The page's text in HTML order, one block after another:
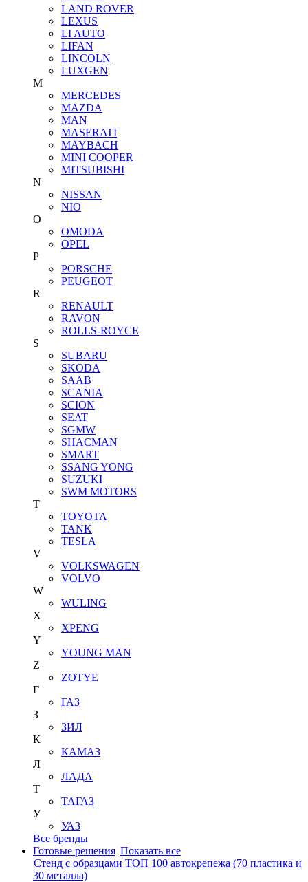
LAND ROVER
LEXUS
LI AUTO
LIFAN
LINCOLN
LUXGEN
M
MERCEDES
MAZDA
MAN
MASERATI
MAYBACH
MINI COOPER
MITSUBISHI
N
NISSAN
NIO
O
OMODA
OPEL
P
PORSCHE
PEUGEOT
R
RENAULT
RAVON
ROLLS-ROYCE
S
SUBARU
SKODA
SAAB
SCANIA
SCION
SEAT
SGMW
SHACMAN
SMART
SSANG YONG
SUZUKI
SWM MOTORS
T
TOYOTA
TANK
TESLA
V
VOLKSWAGEN
VOLVO
W
WULING
X
XPENG
Y
YOUNG MAN
Z
ZOTYE
Г
ГАЗ
З
ЗИЛ
К
КАМАЗ
Л
ЛАДА
Т
ТАГАЗ
У
УАЗ
Все бренды
Готовые решения Показать все
Стенд с образцами ТОП 100 автокрепежа (70 пластика и
30 металла)